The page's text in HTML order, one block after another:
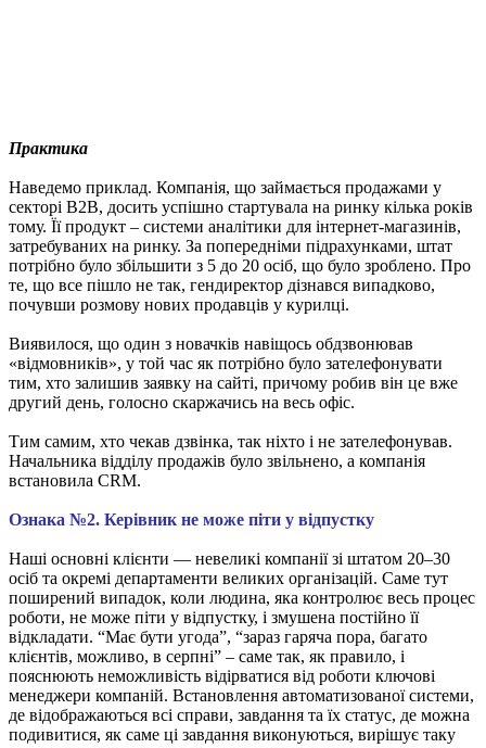
Практика
Наведемо приклад. Компанія, що займається продажами у
секторі B2B, досить успішно стартувала на ринку кілька років
тому. Її продукт – системи аналітики для інтернет-магазинів,
затребуваних на ринку. За попередніми підрахунками, штат
потрібно було збільшити з 5 до 20 осіб, що було зроблено. Про
те, що все пішло не так, гендиректор дізнався випадково,
почувши розмову нових продавців у курилці.
Виявилося, що один з новачків навіщось обдзвонював
«відмовників», у той час як потрібно було зателефонувати
тим, хто залишив заявку на сайті, причому робив він це вже
другий день, голосно скаржачись на весь офіс.
Тим самим, хто чекав дзвінка, так ніхто і не зателефонував.
Начальника відділу продажів було звільнено, а компанія
встановила CRM.
Ознака №2. Керівник не може піти у відпустку
Наші основні клієнти — невеликі компанії зі штатом 20–30
осіб та окремі департаменти великих організацій. Саме тут
поширений випадок, коли людина, яка контролює весь процес
роботи, не може піти у відпустку, і змушена постійно її
відкладати. “Має бути угода”, “зараз гаряча пора, багато
клієнтів, можливо, в серпні” – саме так, як правило, і
пояснюють неможливість відірватися від роботи ключові
менеджери компаній. Встановлення автоматизованої системи,
де відображаються всі справи, завдання та їх статус, де можна
подивитися, як саме ці завдання виконуються, вирішує таку